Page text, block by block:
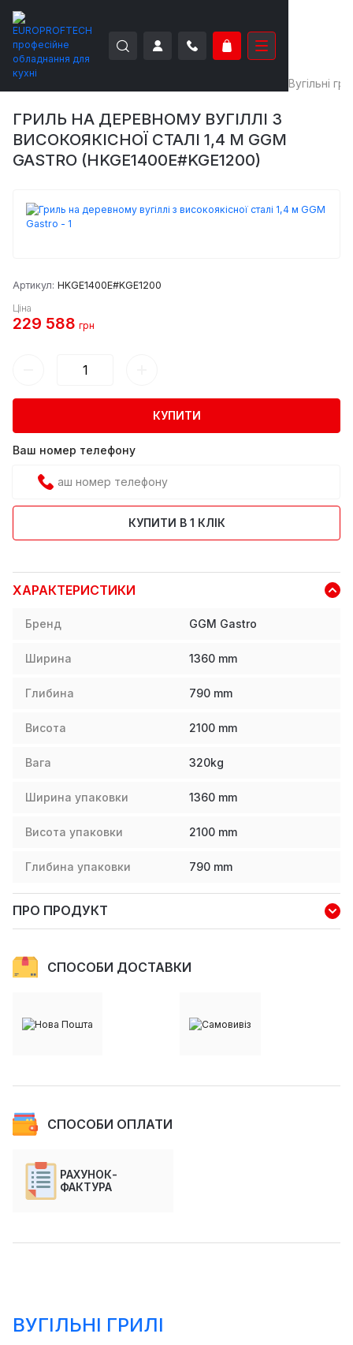
EUROPROFTECH Вугільні
ГРИЛЬ НА ДЕРЕВНОМУ ВУГІЛЛІ З
ВИСОКОЯКІСНОЇ СТАЛІ 1,4 М GGM
GASTRO (HKGE1400E#KGE1200)
Артикул: HKGE1400E#KGE1200
Ціна
229 588 грн
КУПИТИ
Ваш номер телефону
КУПИТИ В 1 КЛІК
ХАРАКТЕРИСТИКИ
Бренд GGM Gastro
Ширина 1360 mm
Глибина 790 mm
Висота 2100 mm
Вага 320kg
Ширина упаковки 1360 mm
Висота упаковки 2100 mm
Глибина упаковки 790 mm
ПРО ПРОДУКТ
СПОСОБИ ДОСТАВКИ
СПОСОБИ ОПЛАТИ
РАХУНОК-
ФАКТУРА
ВУГІЛЬНІ ГРИЛІ